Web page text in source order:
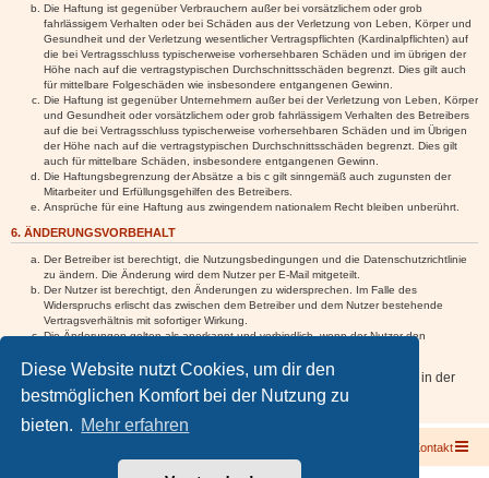
Diese Website nutzt Cookies, um dir den
bestmöglichen Komfort bei der Nutzung zu
bieten. Mehr erfahren
Die Haftung ist gegenüber Verbrauchern außer bei vorsätzlichem oder grob
fahrlässigem Verhalten oder bei Schäden aus der Verletzung von Leben, Körper und
Gesundheit und der Verletzung wesentlicher Vertragspflichten (Kardinalpflichten) auf
die bei Vertragsschluss typischerweise vorhersehbaren Schäden und im übrigen der
Höhe nach auf die vertragstypischen Durchschnittsschäden begrenzt. Dies gilt auch
für mittelbare Folgeschäden wie insbesondere entgangenen Gewinn.
Die Haftung ist gegenüber Unternehmern außer bei der Verletzung von Leben, Körper
und Gesundheit oder vorsätzlichem oder grob fahrlässigem Verhalten des Betreibers
auf die bei Vertragsschluss typischerweise vorhersehbaren Schäden und im Übrigen
der Höhe nach auf die vertragstypischen Durchschnittsschäden begrenzt. Dies gilt
auch für mittelbare Schäden, insbesondere entgangenen Gewinn.
Die Haftungsbegrenzung der Absätze a bis c gilt sinngemäß auch zugunsten der
Mitarbeiter und Erfüllungsgehilfen des Betreibers.
Ansprüche für eine Haftung aus zwingendem nationalem Recht bleiben unberührt.
6. ÄNDERUNGSVORBEHALT
Der Betreiber ist berechtigt, die Nutzungsbedingungen und die Datenschutzrichtlinie
zu ändern. Die Änderung wird dem Nutzer per E-Mail mitgeteilt.
Der Nutzer ist berechtigt, den Änderungen zu widersprechen. Im Falle des
Widerspruchs erlischt das zwischen dem Betreiber und dem Nutzer bestehende
Vertragsverhältnis mit sofortiger Wirkung.
Die Änderungen gelten als anerkannt und verbindlich, wenn der Nutzer den
Informationen über den Umgang mit deinen persönlichen Daten sind in der
Datenschutzrichtlinie enthalten.
Kontakt